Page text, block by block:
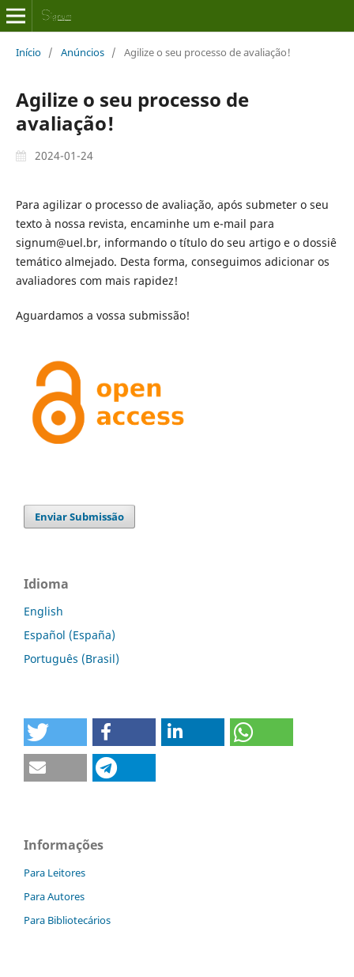
Início / Anúncios / Agilize o seu processo de avaliação!
Agilize o seu processo de
avaliação!
2024-01-24
Para agilizar o processo de avaliação, após submeter o seu
texto à nossa revista, encaminhe um e-mail para
signum@uel.br, informando o título do seu artigo e o dossiê
temático almejado. Desta forma, conseguimos adicionar os
avaliadores com mais rapidez!
Aguardamos a vossa submissão!
Enviar Submissão
Idioma
English
Español (España)
Português (Brasil)
Informações
Para Leitores
Para Autores
Para Bibliotecários